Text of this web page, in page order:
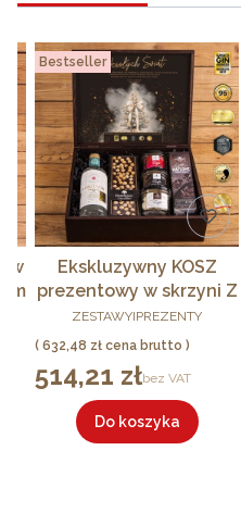
w
Bestseller
Ekskluzywny KOSZ
prezentowy w skrzyni Z
LOGO z polskim ginem
najlepszym na świecie
LUX PREMIUM
PRODUCENT
ZESTAWYIPREZENTY
Cena
632,48 zł
Cena
514,21 złbez VAT
Do koszyka